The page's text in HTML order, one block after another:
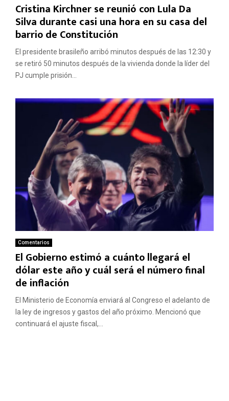
Cristina Kirchner se reunió con Lula Da
Silva durante casi una hora en su casa del
barrio de Constitución
El presidente brasileño arribó minutos después de las 12:30 y
se retiró 50 minutos después de la vivienda donde la líder del
PJ cumple prisión...
Comentarios
El Gobierno estimó a cuánto llegará el
dólar este año y cuál será el número final
de inflación
El Ministerio de Economía enviará al Congreso el adelanto de
la ley de ingresos y gastos del año próximo. Mencionó que
continuará el ajuste fiscal,...